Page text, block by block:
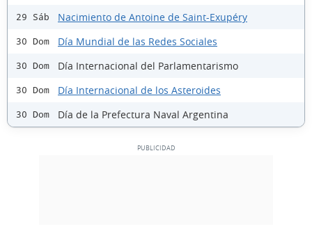
29 Sáb Nacimiento de Antoine de Saint-Exupéry
30 Dom Día Mundial de las Redes Sociales
30 Dom Día Internacional del Parlamentarismo
30 Dom Día Internacional de los Asteroides
30 Dom Día de la Prefectura Naval Argentina